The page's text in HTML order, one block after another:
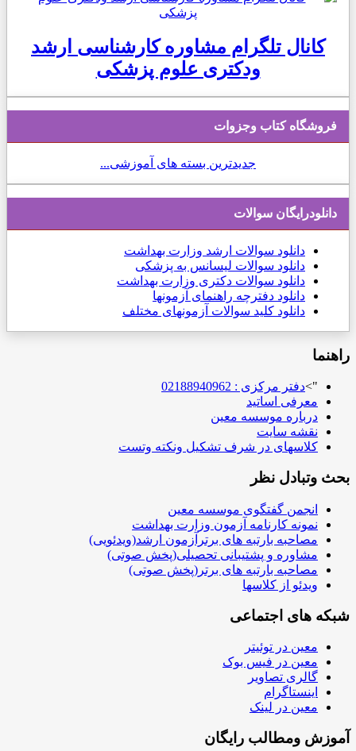
کانال تلگرام مشاوره کارشناسی ارشد
ودکتری علوم پزشکی
فروشگاه کتاب وجزوات
جدیدترین بسته های آموزشی...
دانلودرایگان سوالات
دانلود سوالات ارشد وزارت بهداشت
دانلود سوالات لیسانس به پزشکی
دانلود سوالات دکتری وزارت بهداشت
دانلود دفترچه راهنمای آزمونها
دانلود کلید سوالات آزمونهای مختلف
راهنما
">دفتر مرکزی : 02188940962
معرفی اساتید
درباره موسسه معین
نقشه سایت
کلاسهای در شرف تشکیل ونکته وتست
بحث وتبادل نظر
انجمن گفتگوی موسسه معین
نمونه کارنامه آزمون وزارت بهداشت
مصاحبه بارتبه های برترآزمون ارشد(ویدئویی)
مشاوره و پشتیبانی تحصیلی(پخش صوتی)
مصاحبه بارتبه های برتر(پخش صوتی)
ویدئو از کلاسها
شبکه های اجتماعی
معین در توئیتر
معین در فیس بوک
گالری تصاویر
اینستاگرام
معین در لینک
آموزش ومطالب رایگان